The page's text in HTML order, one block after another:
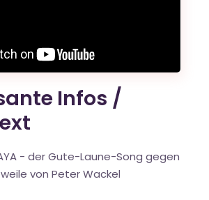
Infos /
- der Gute-Laune-Song gegen
von Peter Wackel